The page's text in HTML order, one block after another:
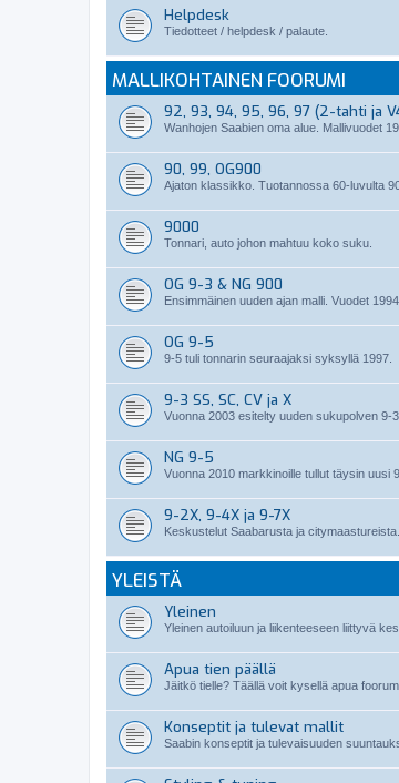
Helpdesk
Tiedotteet / helpdesk / palaute.
MALLIKOHTAINEN FOORUMI
92, 93, 94, 95, 96, 97 (2-tahti ja
Wanhojen Saabien oma alue. Mallivuodet
90, 99, OG900
Ajaton klassikko. Tuotannossa 60-luvulta
9000
Tonnari, auto johon mahtuu koko suku.
OG 9-3 & NG 900
Ensimmäinen uuden ajan malli. Vuodet
OG 9-5
9-5 tuli tonnarin seuraajaksi syksyllä 1997.
9-3 SS, SC, CV ja X
Vuonna 2003 esitelty uuden sukupolven 9-3.
NG 9-5
Vuonna 2010 markkinoille tullut täysin uusi
9-2X, 9-4X ja 9-7X
Keskustelut Saabarusta ja citymaastureista.
YLEISTÄ
Yleinen
Yleinen autoiluun ja liikenteeseen liittyvä
Apua tien päällä
Jäitkö tielle? Täällä voit kysellä apua
Konseptit ja tulevat mallit
Saabin konseptit ja tulevaisuuden